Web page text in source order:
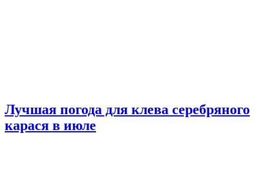
Лучшая погода для клева серебряного
карася в июле